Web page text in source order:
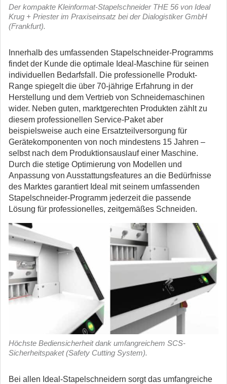
Der kompakte Kleinformat-Stapelschneider THE 56 von Ideal
Krug + Priester im Praxiseinsatz bei der Dialogistiker GmbH
(Frankfurt).
Innerhalb des umfassenden Stapelschneider-Programms
findet der Kunde die optimale Ideal-Maschine für seinen
individuellen Bedarfsfall. Die professionelle Produkt-
Range spiegelt die über 70-jährige Erfahrung in der
Herstellung und dem Vertrieb von Schneidemaschinen
wider. Neben guten, marktgerechten Produkten zählt zu
diesem professionellen Service-Paket aber
beispielsweise auch eine Ersatzteilversorgung für
Gerätekomponenten von noch mindestens 15 Jahren –
selbst nach dem Produktionsauslauf einer Maschine.
Durch die stetige Optimierung von Modellen und
Anpassung von Ausstattungsfeatures an die Bedürfnisse
des Marktes garantiert Ideal mit seinem umfassenden
Stapelschneider-Programm jederzeit die passende
Lösung für professionelles, zeitgemäßes Schneiden.
Höchste Bediensicherheit dank umfangreichem SCS-
Sicherheitspaket (Safety Cutting System).
Bei allen Ideal-Stapelschneidern sorgt das umfangreiche